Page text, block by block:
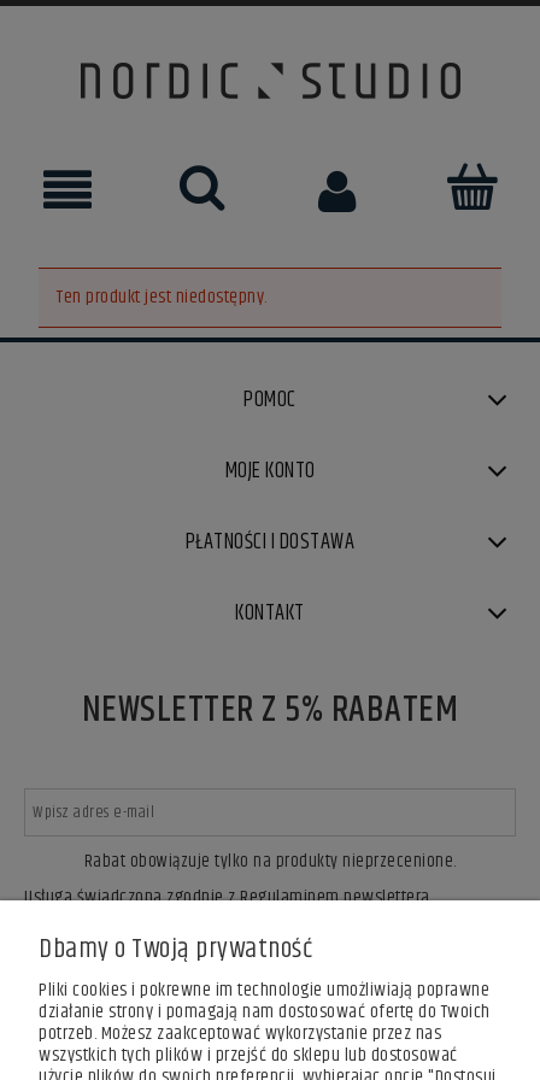
Ten produkt jest niedostępny.
POMOC
MOJE KONTO
PŁATNOŚCI I DOSTAWA
KONTAKT
NEWSLETTER Z 5% RABATEM
Rabat obowiązuje tylko na produkty nieprzecenione.
ZAPISZ SIĘ
Usługa świadczona zgodnie z Regulaminem newslettera.
Dbamy o Twoją prywatność
Pliki cookies i pokrewne im technologie umożliwiają poprawne
działanie strony i pomagają nam dostosować ofertę do Twoich
potrzeb. Możesz zaakceptować wykorzystanie przez nas
wszystkich tych plików i przejść do sklepu lub dostosować